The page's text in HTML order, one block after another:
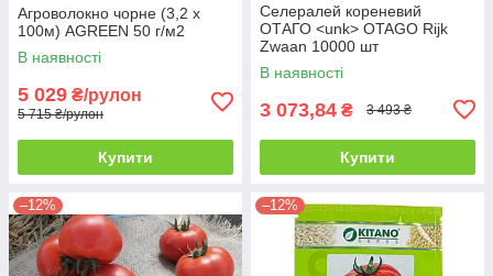
Агроволокно чорне (3,2 х
100м) AGREEN 50 г/м2
В наявності
5 029 ₴/рулон
5 715 ₴/рулон
Купити
Селералей кореневий
ОТАГО <unk> OTAGO Rijk
Zwaan 10000 шт
В наявності
3 073,84 ₴ 3 493 ₴
Купити
–12% –12%